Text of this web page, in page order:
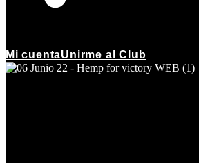
Mi cuentaUnirme al Club